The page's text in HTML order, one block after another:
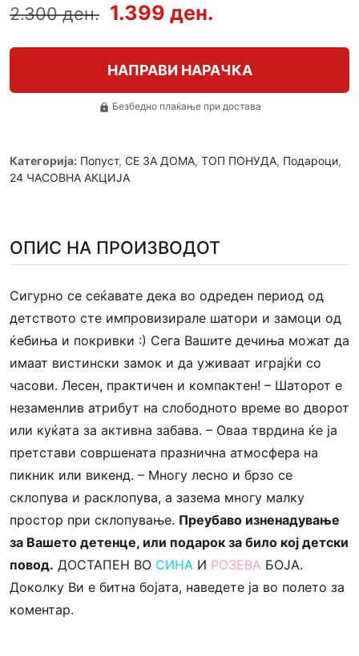
2.300 ден. 1.399 ден.
НАПРАВИ НАРАЧКА
lock Безбедно плаќање при достава
Категорија: Попуст, СЕ ЗА ДОМА, ТОП ПОНУДА, Подароци,
24 ЧАСОВНА АКЦИЈА
ОПИС НА ПРОИЗВОДОТ
Сигурно се сеќавате дека во одреден период од
детството сте импровизирале шатори и замоци од
ќебиња и покривки :) Сега Вашите дечиња можат да
имаат вистински замок и да уживаат играјќи со
часови. Лесен, практичен и компактен! – Шаторот е
незаменлив атрибут на слободното време во дворот
или куќата за активна забава. – Оваа тврдина ќе ја
претстави совршената празнична атмосфера на
пикник или викенд. – Многу лесно и брзо се
склопува и расклопува, а зазема многу малку
простор при склопување. Преубаво изненадување
за Вашето детенце, или подарок за било кој детски
повод. ДОСТАПЕН ВО СИНА И РОЗЕВА БОЈА.
Доколку Ви е битна бојата, наведете ја во полето за
коментар.